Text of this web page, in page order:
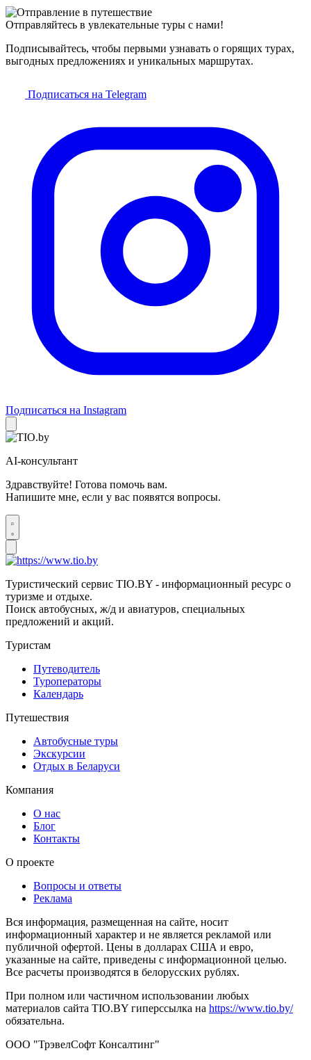
Отправляйтесь в увлекательные туры с нами!
Подписывайтесь, чтобы первыми узнавать о горящих турах,
выгодных предложениях и уникальных маршрутах.
Подписаться на Telegram
Подписаться на Instagram
AI-консультант
Здравствуйте! Готова помочь вам.
Напишите мне, если у вас появятся вопросы.
Туристический сервис TIO.BY - информационный ресурс о
туризме и отдыхе.
Поиск автобусных, ж/д и авиатуров, специальных
предложений и акций.
Туристам
Путеводитель
Туроператоры
Календарь
Путешествия
Автобусные туры
Экскурсии
Отдых в Беларуси
Компания
О нас
Блог
Контакты
О проекте
Вопросы и ответы
Реклама
Вся информация, размещенная на сайте, носит
информационный характер и не является рекламой или
публичной офертой. Цены в долларах США и евро,
указанные на сайте, приведены с информационной целью.
Все расчеты производятся в белорусских рублях.
При полном или частичном использовании любых
материалов сайта TIO.BY гиперссылка на https://www.tio.by/
обязательна.
ООО "ТрэвелСофт Консалтинг"